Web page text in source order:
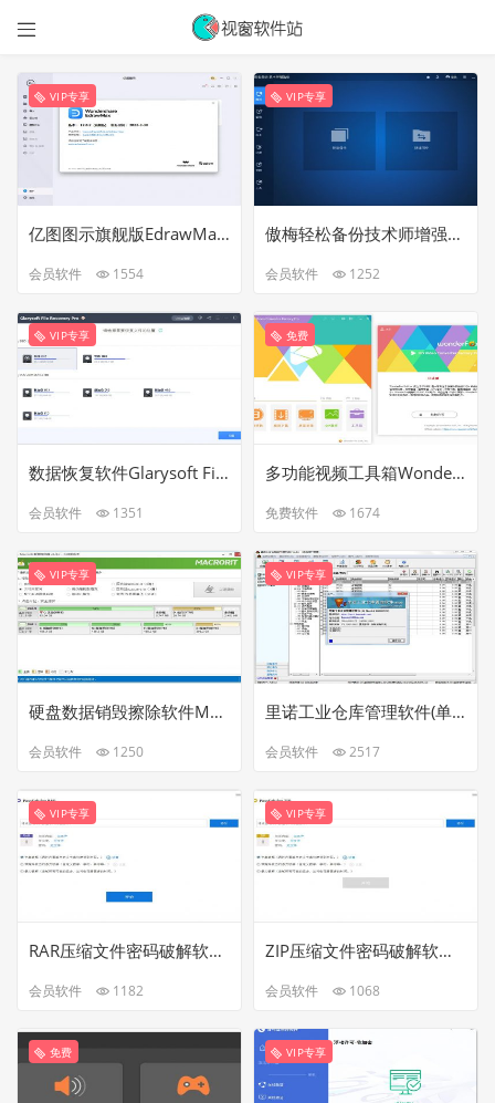

VIP专享
亿图图示旗舰版EdrawMax V12.0.2破解版
会员软件 1554
VIP专享
傲梅轻松备份技术师增强版v7.0.0中文破解版
会员软件 1252
VIP专享
数据恢复软件Glarysoft File Recovery Pro v1.19.0.19中文破解版
会员软件 1351
免费
多功能视频工具箱Wonderfox HD Video Converter Factory Pro v25.5中文破解版
免费软件 1674
VIP专享
硬盘数据销毁擦除软件Macrorit Data Wiperv6.3.0中文破解版
会员软件 1250
VIP专享
里诺工业仓库管理软件(单机版)V3.61最新完美破解版
会员软件 2517
VIP专享
RAR压缩文件密码破解软件PassFab for RAR v9.5.2中文破解版
会员软件 1182
VIP专享
ZIP压缩文件密码破解软件PassFab for ZIP v8.2.5.3中文破解版
会员软件 1068
免费 VIP专享